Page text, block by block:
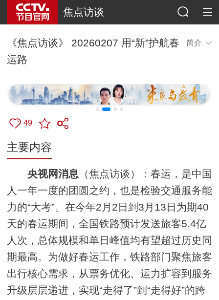
焦点访谈
《焦点访谈》 20260207 用“新”护航春
运路
简介
49
主要内容
央视网消息 （焦点访谈）：春运，是中国
人一年一度的团圆之约，也是检验交通服务能
力的“大考”。在今年2月2日到3月13日为期40
天的春运期间，全国铁路预计发送旅客5.4亿
人次，总体规模和单日峰值均有望超过历史同
期最高。为做好春运工作，铁路部门聚焦旅客
出行核心需求，从票务优化、运力扩容到服务
升级层层递进，实现“走得了”到“走得好”的跨